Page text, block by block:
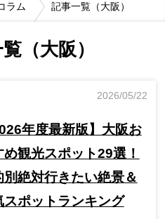
ラム 記事一覧（大阪）
（大阪）
2026/05/22
年度最新版】大阪お
め観光スポット29選！
別絶対行きたい絶景＆
スポットランキング